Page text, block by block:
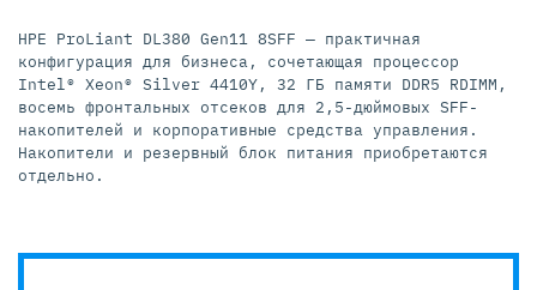
HPE ProLiant DL380 Gen11 8SFF — практичная
конфигурация для бизнеса, сочетающая процессор
Intel® Xeon® Silver 4410Y, 32 ГБ памяти DDR5 RDIMM,
восемь фронтальных отсеков для 2,5-дюймовых SFF-
накопителей и корпоративные средства управления.
Накопители и резервный блок питания приобретаются
отдельно.